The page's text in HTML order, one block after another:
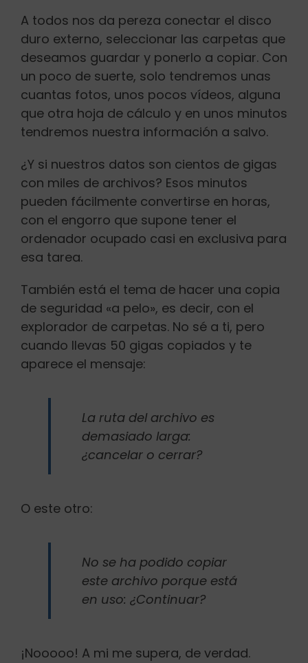
A todos nos da pereza conectar el disco
duro externo, seleccionar las carpetas que
deseamos guardar y ponerlo a copiar. Con
un poco de suerte, solo tendremos unas
cuantas fotos, unos pocos vídeos, alguna
que otra hoja de cálculo y en unos minutos
tendremos nuestra información a salvo.
¿Y si nuestros datos son cientos de gigas
con miles de archivos? Esos minutos
pueden fácilmente convertirse en horas,
con el engorro que supone tener el
ordenador ocupado casi en exclusiva para
esa tarea.
También está el tema de hacer una copia
de seguridad «a pelo», es decir, con el
explorador de carpetas. No sé a ti, pero
cuando llevas 50 gigas copiados y te
aparece el mensaje:
La ruta del archivo es
demasiado larga:
¿cancelar o cerrar?
O este otro:
No se ha podido copiar
este archivo porque está
en uso: ¿Continuar?
¡Nooooo! A mi me supera, de verdad.